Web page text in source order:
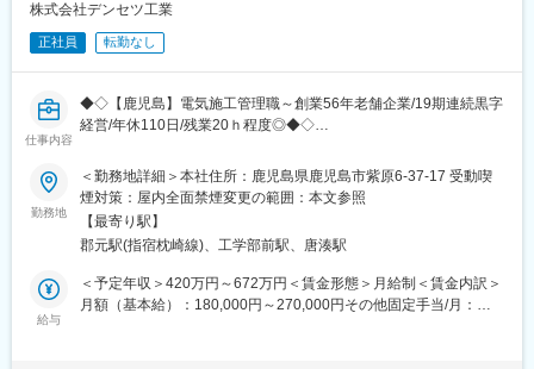
【働く環境】
「みなし公務員」として官公庁職員と同じ職場で勤務。現場常駐
ではなく室内業務が中心のため、建設業界で課題となる長時間労
で、休日もしっかり確保できます。
また、2～7名のチーム体制で業務を進めるため、一人で案件を抱
【長く働ける制度】
時間単位の休暇取得制度や育休・産休制度を完備。お子様の送り
迎えや急な対応にも柔軟に対応でき、当日申請も可能です。女性
います。
株式会社デンセツ工業
正社員 転勤なし
仕事内容
◆◇【鹿児島】電気施工管理職～創業56年老舗企業/19期連続黒字
経営/年休110日/残業20ｈ程度◎◆◇
■おすすめポイント：
・創業56年の老舗企業、19期連続黒字と、経営基盤が安定◎
・資格取得にかかる時間や費用等を全面支援！自身のキャリアス
テップも可能◎
・社内IT化による業務効率化を推進中◎
株式会社デンセツ工業は創業から56年、電気工事一筋で確かな技
勤務地
＜勤務地詳細＞本社住所：鹿児島県鹿児島市紫原6-37-17 受動喫
煙対策：屋内全面禁煙変更の範囲：本文参照
【最寄り駅】
郡元駅(指宿枕崎線)、工学部前駅、唐湊駅
給与
＜予定年収＞420万円～672万円＜賃金形態＞月給制＜賃金内訳＞
月額（基本給）：180,000円～270,000円その他固定手当/月：